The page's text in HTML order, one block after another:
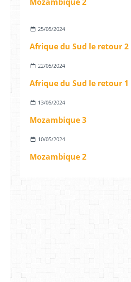
25/05/2024
Afrique du Sud le retour 2
22/05/2024
Afrique du Sud le retour 1
13/05/2024
Mozambique 3
10/05/2024
Mozambique 2